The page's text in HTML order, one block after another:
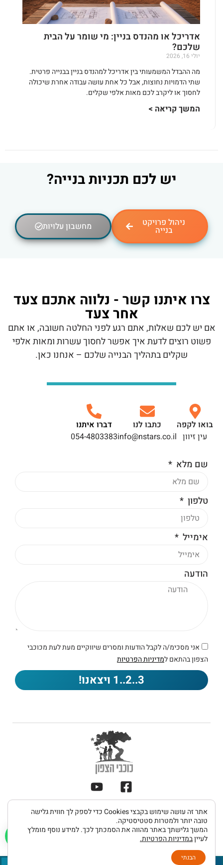
אדריכל או מהנדס בניין: מי שומר על הבית
שלכם?
יולי 16, 2026
מה ההבדל המשמעותי בין אדריכל למהנדס בניין בבנייה פרטית.
שתי הדמויות נחוצות, אבל כל אחת עושה עבודה אחרת שיכולה
לחסוך או ליקרב לכם מאות אלפי שקלים.
המשך קריאה >
יש לכם תכניות בנייה?
ניהול פרויקט
בנייה מחשבון עלויות
צרו איתנו קשר - נלווה אתכם צעד
אחר צעד
אם יש לכם שאלות, אתם רגע לפני החלטה חשובה, או אתם
פשוט רוצים לדעת איך אפשר לחסוך עשרות ומאות אלפי
שקלים בתהליך הבנייה שלכם – אנחנו כאן.
בואו לקפה
עין זיוון
כתבו לנו
info@nstars.co.il
דברו איתנו
054-4803383
שם מלא
טלפון
אימייל
הודעה
אני מסכימ/ה לקבל הודעות ומסרים שיווקיים מעת לעת מכוכבי
הצפון בהתאם למדיניות הפרטיות
3..2..1 ויצאנו!
כל הזכויות שמורות 2026 © כוכבי הצפון
מדיניות
פרטיות
תקנון
שימוש
הצהרת
נגישות
אתר זה עושה שימוש בקבצי Cookies כדי לספק לך חווית גלישה
טובה יותר ולמטרות סטטיסטיקה.
המשך גלישתך באתר מהווה את הסמכתך לכך. למידע נוסף מומלץ
לעייןבמדיניות הפרטיות.
הבנתי